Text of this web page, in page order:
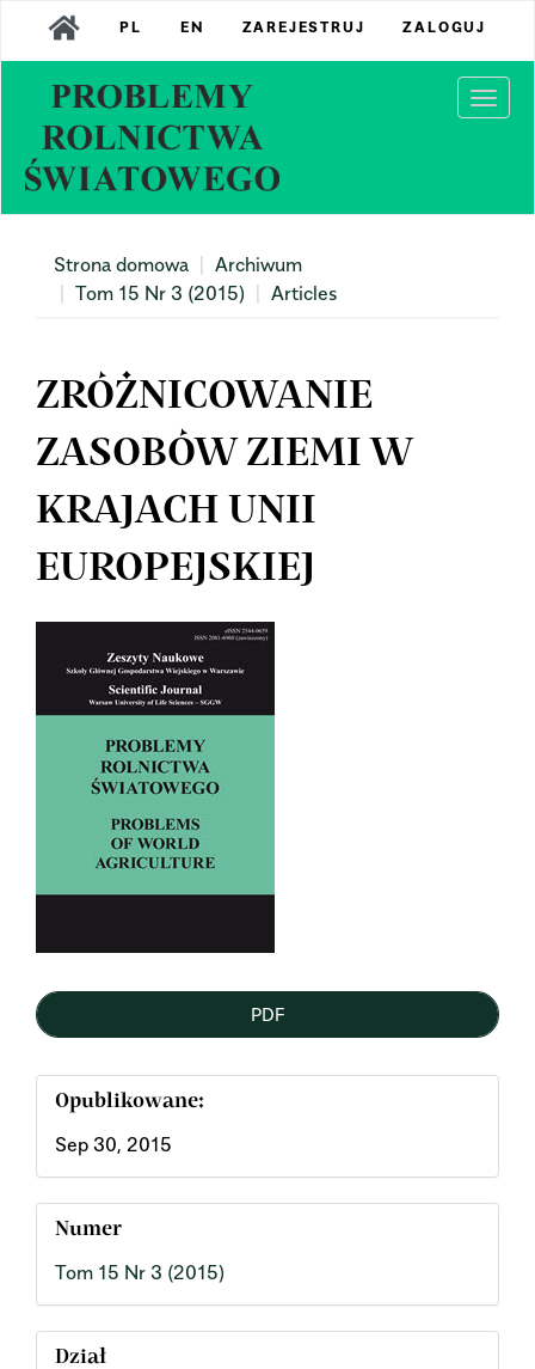
Main
Navigation
Content
Sidebar
PL EN ZAREJESTRUJ ZALOGUJ
Strona domowa
Archiwum
Tom 15 Nr 3 (2015)
Articles
ZRÓŻNICOWANIE
ZASOBÓW ZIEMI W
KRAJACH UNII
EUROPEJSKIEJ
Article
Sidebar
PDF
Opublikowane:
Sep 30, 2015
Numer
Tom 15 Nr 3 (2015)
Dział